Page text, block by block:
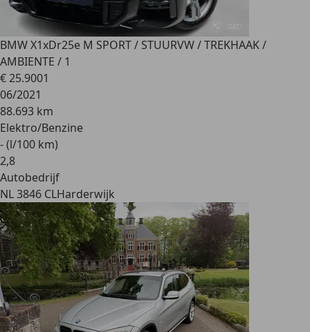
BMW X1xDr25e M SPORT / STUURVW / TREKHAAK /
AMBIENTE / 1
€ 25.9001
06/2021
88.693 km
Elektro/Benzine
- (l/100 km)
2,8
Autobedrijf
NL 3846 CLHarderwijk